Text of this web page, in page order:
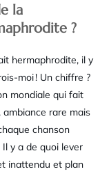
la
?
hermaphrodite, il y
moi ! Un chiffre ?
mondiale qui fait
rare mais
chanson
y a de quoi lever
inattendu et plan